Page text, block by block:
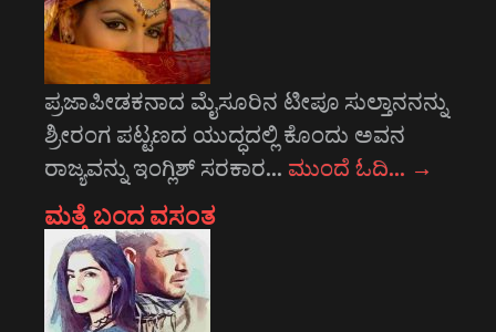
ಪ್ರಜಾಪೀಡಕನಾದ ಮೈಸೂರಿನ ಟೀಪೂ ಸುಲ್ತಾನನನ್ನು
ಶ್ರೀರಂಗ ಪಟ್ಟಣದ ಯುದ್ಧದಲ್ಲಿ ಕೊಂದು ಅವನ
ರಾಜ್ಯವನ್ನು ಇಂಗ್ಲಿಶ್ ಸರಕಾರ… ಮುಂದೆ ಓದಿ… →
ಮತ್ತೆ ಬಂದ ವಸಂತ